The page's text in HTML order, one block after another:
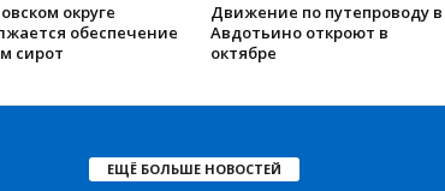
округе
обеспечение
сирот
Движение по путепроводу в
Авдотьино откроют в
октябре
ЕЩЁ БОЛЬШЕ НОВОСТЕЙ